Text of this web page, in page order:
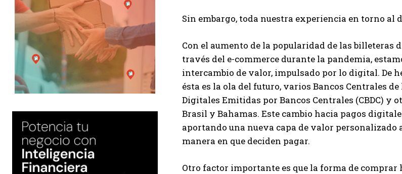
Sin embargo, toda nuestra experiencia en torno al
Con el aumento de la popularidad de las
través del e-commerce durante la pandemia,
intercambio de valor, impulsado por lo digital. De
ésta es la ola del futuro, varios Bancos Centrales
Digitales Emitidas por Bancos Centrales (CBDC) y
Brasil y Bahamas. Este cambio hacia pagos
aportando una nueva capa de valor
manera en que deciden pagar.
Otro factor importante es que la forma de